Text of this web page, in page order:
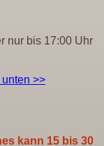
nur bis 17:00 Uhr
>>
kann 15 bis 30